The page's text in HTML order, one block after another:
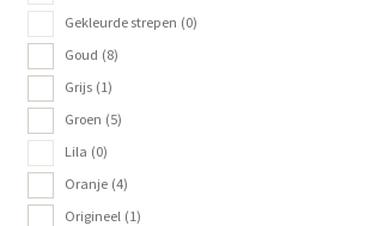
Gekleurde strepen (0)
Goud (8)
Grijs (1)
Groen (5)
Lila (0)
Oranje (4)
Origineel (1)